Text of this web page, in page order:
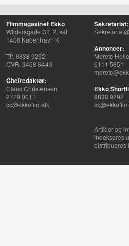
Filmmagasinet Ekko
Wildersgade 32, 2. sal
1408 København K
Tlf. 8838 9292
CVR. 3468 8443
Chefredaktør:
Claus Christensen
2729 0011
cc@ekkofilm.dk
Sekretariat:
Annoncer:
Merete
6111 5851
Ekko
8838 9292
Artikler og
indekseres
distribueres